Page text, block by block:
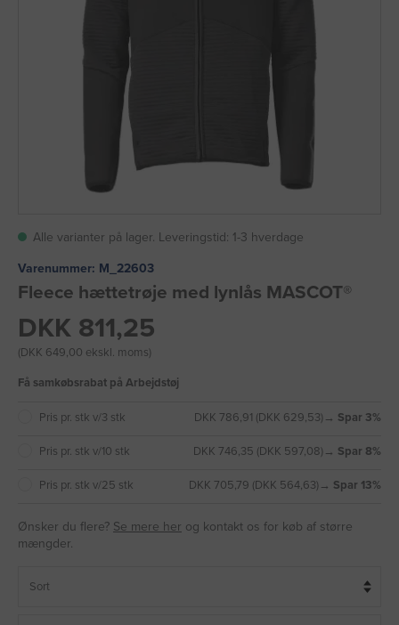
Alle varianter på lager. Leveringstid: 1-3 hverdage
Varenummer: M_22603
Fleece hættetrøje med lynlås MASCOT®
DKK 811,25
(DKK 649,00 ekskl. moms)
Få samkøbsrabat på Arbejdstøj
Pris pr. stk v/3 stk DKK 786,91 (DKK 629,53) → Spar 3%
Pris pr. stk v/10 stk DKK 746,35 (DKK 597,08) → Spar 8%
Pris pr. stk v/25 stk DKK 705,79 (DKK 564,63) → Spar 13%
Ønsker du flere? Se mere her og kontakt os for køb af større
mængder.